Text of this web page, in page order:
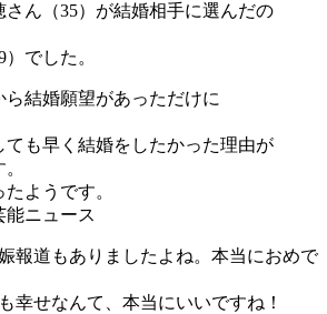
さん（35）が結婚相手に選んだの
でした。
ら結婚願望があっただけに
ても早く結婚をしたかった理由が
ようです。
能ニュース
報道もありましたよね。本当におめで
幸せなんて、本当にいいですね！